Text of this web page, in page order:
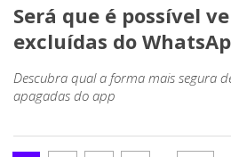
Será que é possível
excluídas do
Descubra qual a forma mais segura
apagadas do app